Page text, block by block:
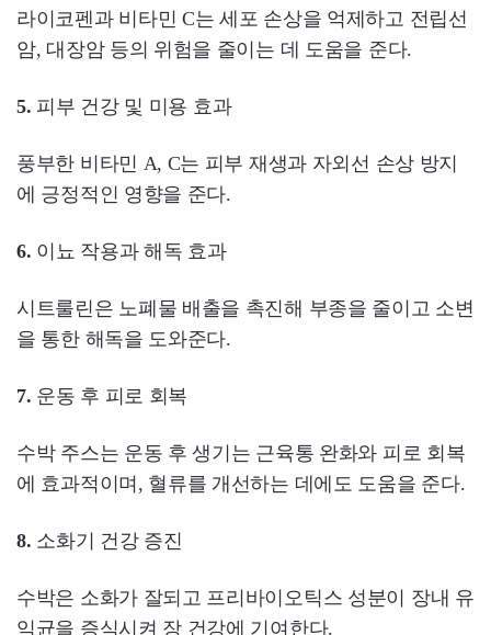
라이코펜과 비타민 C는 세포 손상을 억제하고 전립선
암, 대장암 등의 위험을 줄이는 데 도움을 준다.
5. 피부 건강 및 미용 효과
풍부한 비타민 A, C는 피부 재생과 자외선 손상 방지
에 긍정적인 영향을 준다.
6. 이뇨 작용과 해독 효과
시트룰린은 노폐물 배출을 촉진해 부종을 줄이고 소변
을 통한 해독을 도와준다.
7. 운동 후 피로 회복
수박 주스는 운동 후 생기는 근육통 완화와 피로 회복
에 효과적이며, 혈류를 개선하는 데에도 도움을 준다.
8. 소화기 건강 증진
수박은 소화가 잘되고 프리바이오틱스 성분이 장내 유
익균을 증식시켜 장 건강에 기여한다.